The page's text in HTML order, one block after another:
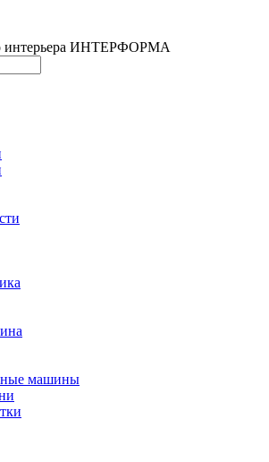
интерьера ИНТЕРФОРМА
машины